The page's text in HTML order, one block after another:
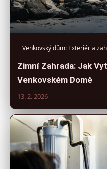
Venkovský dům: Exteriér a
Zimní Zahrada: Jak
Venkovském Domě
13. 2. 2026